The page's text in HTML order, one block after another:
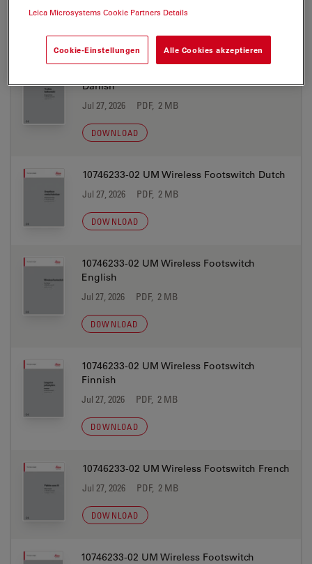
Danish
Jul 27, 2026 PDF, 2 MB
DOWNLOAD
10746233-02 UM Wireless Footswitch Dutch
Jul 27, 2026 PDF, 2 MB
DOWNLOAD
10746233-02 UM Wireless Footswitch
English
Jul 27, 2026 PDF, 2 MB
DOWNLOAD
10746233-02 UM Wireless Footswitch
Finnish
Jul 27, 2026 PDF, 2 MB
DOWNLOAD
10746233-02 UM Wireless Footswitch French
Jul 27, 2026 PDF, 2 MB
DOWNLOAD
10746233-02 UM Wireless Footswitch
Leica Microsystems Cookie Partners Details
Cookie-Einstellungen Alle Cookies akzeptieren